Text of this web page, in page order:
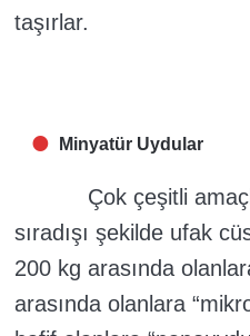
taşırlar.
Minyatür Uydular
Çok çeşitli
sıradışı şekilde ufak
200 kg arasında
arasında olanlara